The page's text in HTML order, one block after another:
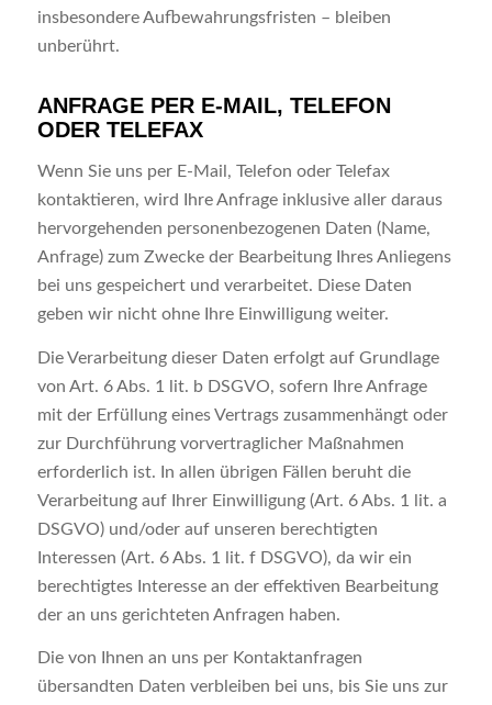
insbesondere Aufbewahrungsfristen – bleiben
unberührt.
ANFRAGE PER E-MAIL, TELEFON
ODER TELEFAX
Wenn Sie uns per E-Mail, Telefon oder Telefax
kontaktieren, wird Ihre Anfrage inklusive aller daraus
hervorgehenden personenbezogenen Daten (Name,
Anfrage) zum Zwecke der Bearbeitung Ihres Anliegens
bei uns gespeichert und verarbeitet. Diese Daten
geben wir nicht ohne Ihre Einwilligung weiter.
Die Verarbeitung dieser Daten erfolgt auf Grundlage
von Art. 6 Abs. 1 lit. b DSGVO, sofern Ihre Anfrage
mit der Erfüllung eines Vertrags zusammenhängt oder
zur Durchführung vorvertraglicher Maßnahmen
erforderlich ist. In allen übrigen Fällen beruht die
Verarbeitung auf Ihrer Einwilligung (Art. 6 Abs. 1 lit. a
DSGVO) und/oder auf unseren berechtigten
Interessen (Art. 6 Abs. 1 lit. f DSGVO), da wir ein
berechtigtes Interesse an der effektiven Bearbeitung
der an uns gerichteten Anfragen haben.
Die von Ihnen an uns per Kontaktanfragen
übersandten Daten verbleiben bei uns, bis Sie uns zur